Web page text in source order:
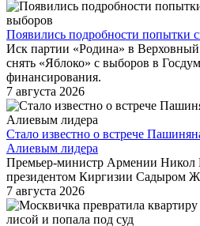
Появились подробности попытки
Иск партии «Родина» в Верховный
снять «Яблоко» с выборов в
финансирования.
7 августа 2026
Стало известно о встрече
Алиевым лидера
Премьер-министр Армении Никол
президентом Киргизии Садыром
7 августа 2026